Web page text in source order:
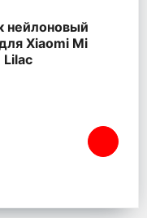
нейлоновый
Xiaomi Mi
Lilac